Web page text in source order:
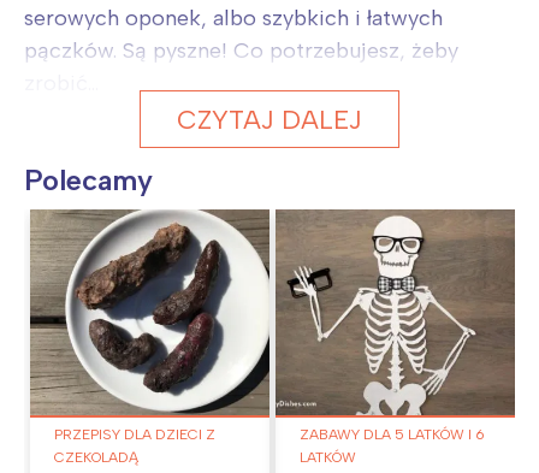
serowych oponek, albo szybkich i łatwych
pączków. Są pyszne! Co potrzebujesz, żeby
CZYTAJ DALEJ
Polecamy
PRZEPISY DLA DZIECI Z
CZEKOLADĄ
ZABAWY DLA 5 LATKÓW I 6
LATKÓW